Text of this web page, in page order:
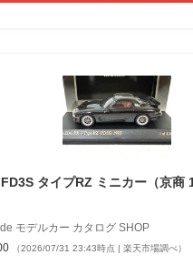
タイプRZ ミニカー（京商
モデルカー カタログ SHOP
（2026/07/31 23:43時点 | 楽天市場調べ）